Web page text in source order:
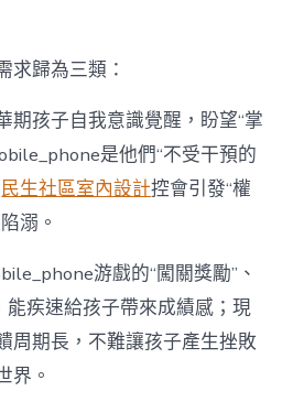
求歸為三類：
期孩子自我意識覺醒，盼望“掌
是他們“不受干預的
民生社區室內設計控會引發“權
溺。
游戲的“闖關獎勵”、
能疾速給孩子帶來成績感；現
周期長，不難讓孩子產生挫敗
界。